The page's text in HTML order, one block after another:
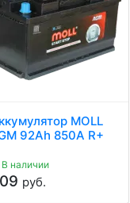
MOLL
92Ah 850A R+
В наличии
руб.